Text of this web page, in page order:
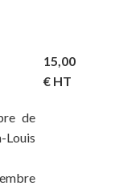
de
15,00
€ HT